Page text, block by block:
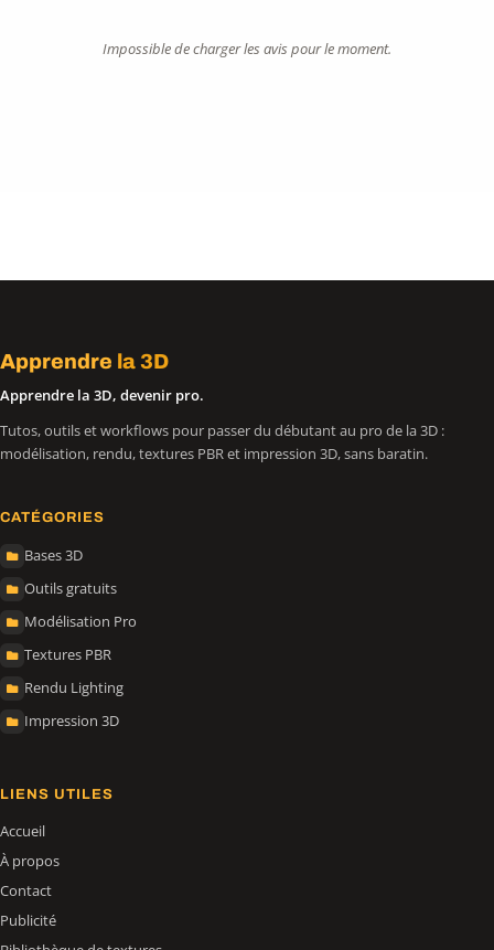
Impossible de charger les avis pour le moment.
Apprendre la 3D
Apprendre la 3D, devenir pro.
Tutos, outils et workflows pour passer du débutant au pro de la 3D :
modélisation, rendu, textures PBR et impression 3D, sans baratin.
CATÉGORIES
Bases 3D
Outils gratuits
Modélisation Pro
Textures PBR
Rendu Lighting
Impression 3D
LIENS UTILES
Accueil
À propos
Contact
Publicité